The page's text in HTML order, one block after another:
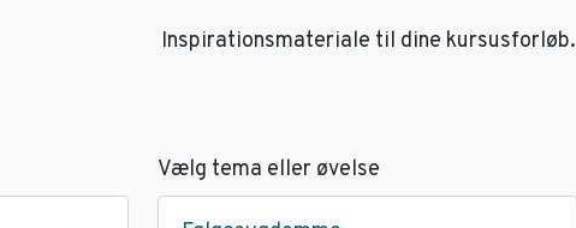
Inspirationsmateriale til dine kursusforløb.
Vælg tema eller øvelse